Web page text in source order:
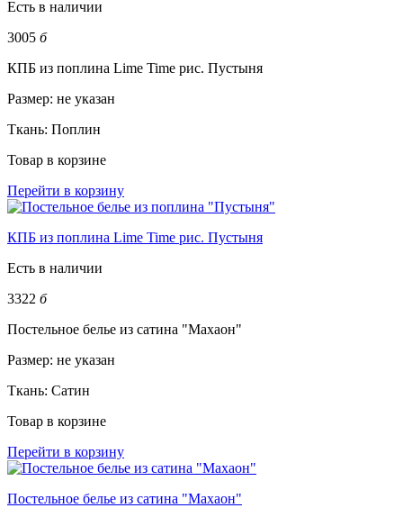
Есть в наличии
3005 б
КПБ из поплина Lime Time рис. Пустыня
Размер: не указан
Ткань: Поплин
Товар в корзине
Перейти в корзину
КПБ из поплина Lime Time рис. Пустыня
Есть в наличии
3322 б
Постельное белье из сатина "Махаон"
Размер: не указан
Ткань: Сатин
Товар в корзине
Перейти в корзину
Постельное белье из сатина "Махаон"